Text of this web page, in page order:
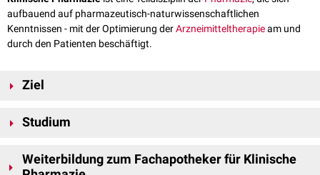
aufbauend auf pharmazeutisch-naturwissenschaftlichen
Kenntnissen - mit der Optimierung derArzneimitteltherapieam und
durch den Patienten beschäftigt.
Ziel
und wirtschaftlichen Einsatz von Arzneimitteln am Patienten zu
Studium
Approbationsordnungfür Apotheker unter anderem:
Weiterbildung zum Fachapotheker für Klinische